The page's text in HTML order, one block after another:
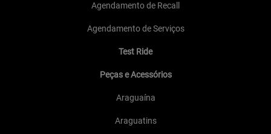
Agendamento de Recall
Agendamento de Serviços
Test Ride
Peças e Acessórios
Araguaína
Araguatins